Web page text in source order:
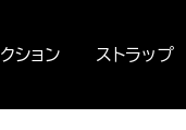
ション ストラップ